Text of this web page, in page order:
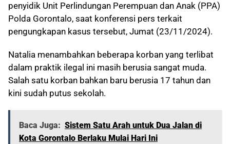
penyidik Unit Perlindungan Perempuan dan Anak (PPA)
Polda Gorontalo, saat konferensi pers terkait
pengungkapan kasus tersebut, Jumat (23/11/2024).
Natalia menambahkan beberapa korban yang terlibat
dalam praktik ilegal ini masih berusia sangat muda.
Salah satu korban bahkan baru berusia 17 tahun dan
kini sudah putus sekolah.
Baca Juga: Sistem Satu Arah untuk Dua Jalan di
Kota Gorontalo Berlaku Mulai Hari Ini